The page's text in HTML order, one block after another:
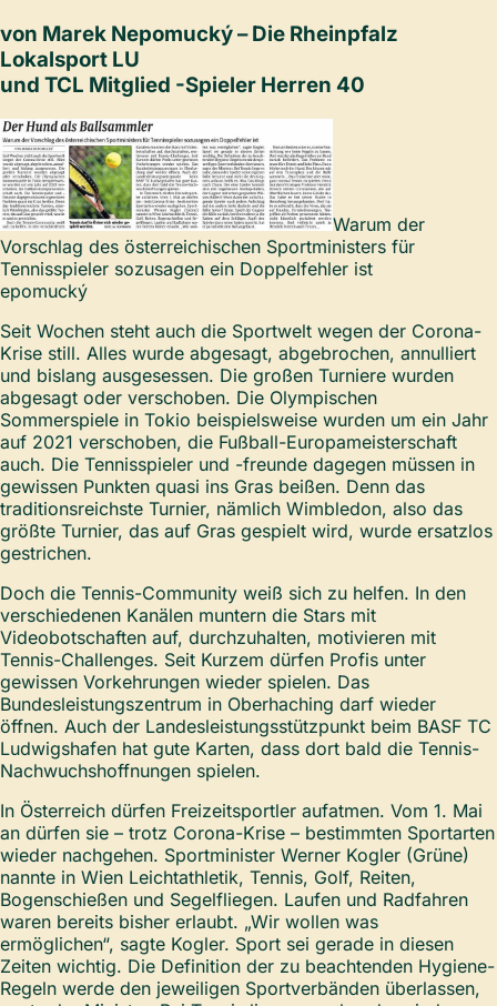
von Marek Nepomucký – Die Rheinpfalz
Lokalsport LU
und TCL Mitglied -Spieler Herren 40
Warum der
Vorschlag des österreichischen Sportministers für
Tennisspieler sozusagen ein Doppelfehler ist
epomucký
Seit Wochen steht auch die Sportwelt wegen der Corona-
Krise still. Alles wurde abgesagt, abgebrochen, annulliert
und bislang ausgesessen. Die großen Turniere wurden
abgesagt oder verschoben. Die Olympischen
Sommerspiele in Tokio beispielsweise wurden um ein Jahr
auf 2021 verschoben, die Fußball-Europameisterschaft
auch. Die Tennisspieler und -freunde dagegen müssen in
gewissen Punkten quasi ins Gras beißen. Denn das
traditionsreichste Turnier, nämlich Wimbledon, also das
größte Turnier, das auf Gras gespielt wird, wurde ersatzlos
gestrichen.
Doch die Tennis-Community weiß sich zu helfen. In den
verschiedenen Kanälen muntern die Stars mit
Videobotschaften auf, durchzuhalten, motivieren mit
Tennis-Challenges. Seit Kurzem dürfen Profis unter
gewissen Vorkehrungen wieder spielen. Das
Bundesleistungszentrum in Oberhaching darf wieder
öffnen. Auch der Landesleistungsstützpunkt beim BASF TC
Ludwigshafen hat gute Karten, dass dort bald die Tennis-
Nachwuchshoffnungen spielen.
In Österreich dürfen Freizeitsportler aufatmen. Vom 1. Mai
an dürfen sie – trotz Corona-Krise – bestimmten Sportarten
wieder nachgehen. Sportminister Werner Kogler (Grüne)
nannte in Wien Leichtathletik, Tennis, Golf, Reiten,
Bogenschießen und Segelfliegen. Laufen und Radfahren
waren bereits bisher erlaubt. „Wir wollen was
ermöglichen“, sagte Kogler. Sport sei gerade in diesen
Zeiten wichtig. Die Definition der zu beachtenden Hygiene-
Regeln werde den jeweiligen Sportverbänden überlassen,